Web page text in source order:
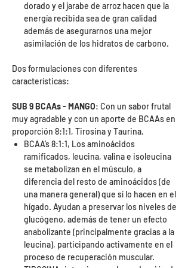
dorado y el jarabe de arroz hacen que la
energía recibida sea de gran calidad
además de asegurarnos una mejor
asimilación de los hidratos de carbono.
Dos formulaciones con diferentes
características:
SUB 9 BCAAs - MANGO: Con un sabor frutal
muy agradable y con un aporte de BCAAs en
proporción 8:1:1, Tirosina y Taurina.
BCAA’s 8:1:1, Los aminoácidos
ramificados, leucina, valina e isoleucina
se metabolizan en el músculo, a
diferencia del resto de aminoácidos (de
una manera general) que sí lo hacen en el
hígado. Ayudan a preservar los niveles de
glucógeno, además de tener un efecto
anabolizante (principalmente gracias a la
leucina), participando activamente en el
proceso de recuperación muscular.